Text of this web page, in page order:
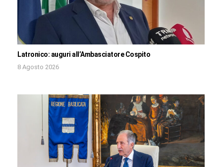
Latronico: auguri all’Ambasciatore Cospito
8 Agosto 2026